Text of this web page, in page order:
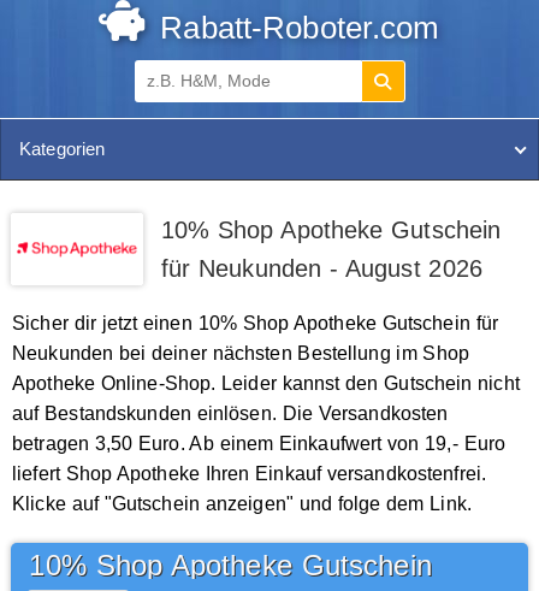
Rabatt-Roboter.com
Kategorien
10% Shop Apotheke Gutschein
für Neukunden - August 2026
Sicher dir jetzt einen 10% Shop Apotheke Gutschein für
Neukunden bei deiner nächsten Bestellung im Shop
Apotheke Online-Shop. Leider kannst den Gutschein nicht
auf Bestandskunden einlösen. Die Versandkosten
betragen 3,50 Euro. Ab einem Einkaufwert von 19,- Euro
liefert Shop Apotheke Ihren Einkauf versandkostenfrei.
Klicke auf "Gutschein anzeigen" und folge dem Link.
10% Shop Apotheke Gutschein